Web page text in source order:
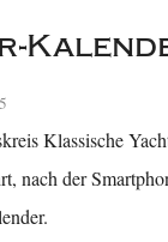
Klassische
nach der